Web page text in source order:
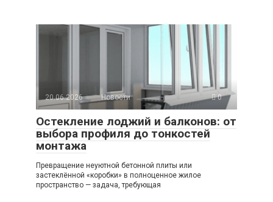
20.06.2026 Новости 0
Остекление лоджий и балконов: от
выбора профиля до тонкостей
монтажа
Превращение неуютной бетонной плиты или
застеклённой «коробки» в полноценное жилое
пространство — задача, требующая